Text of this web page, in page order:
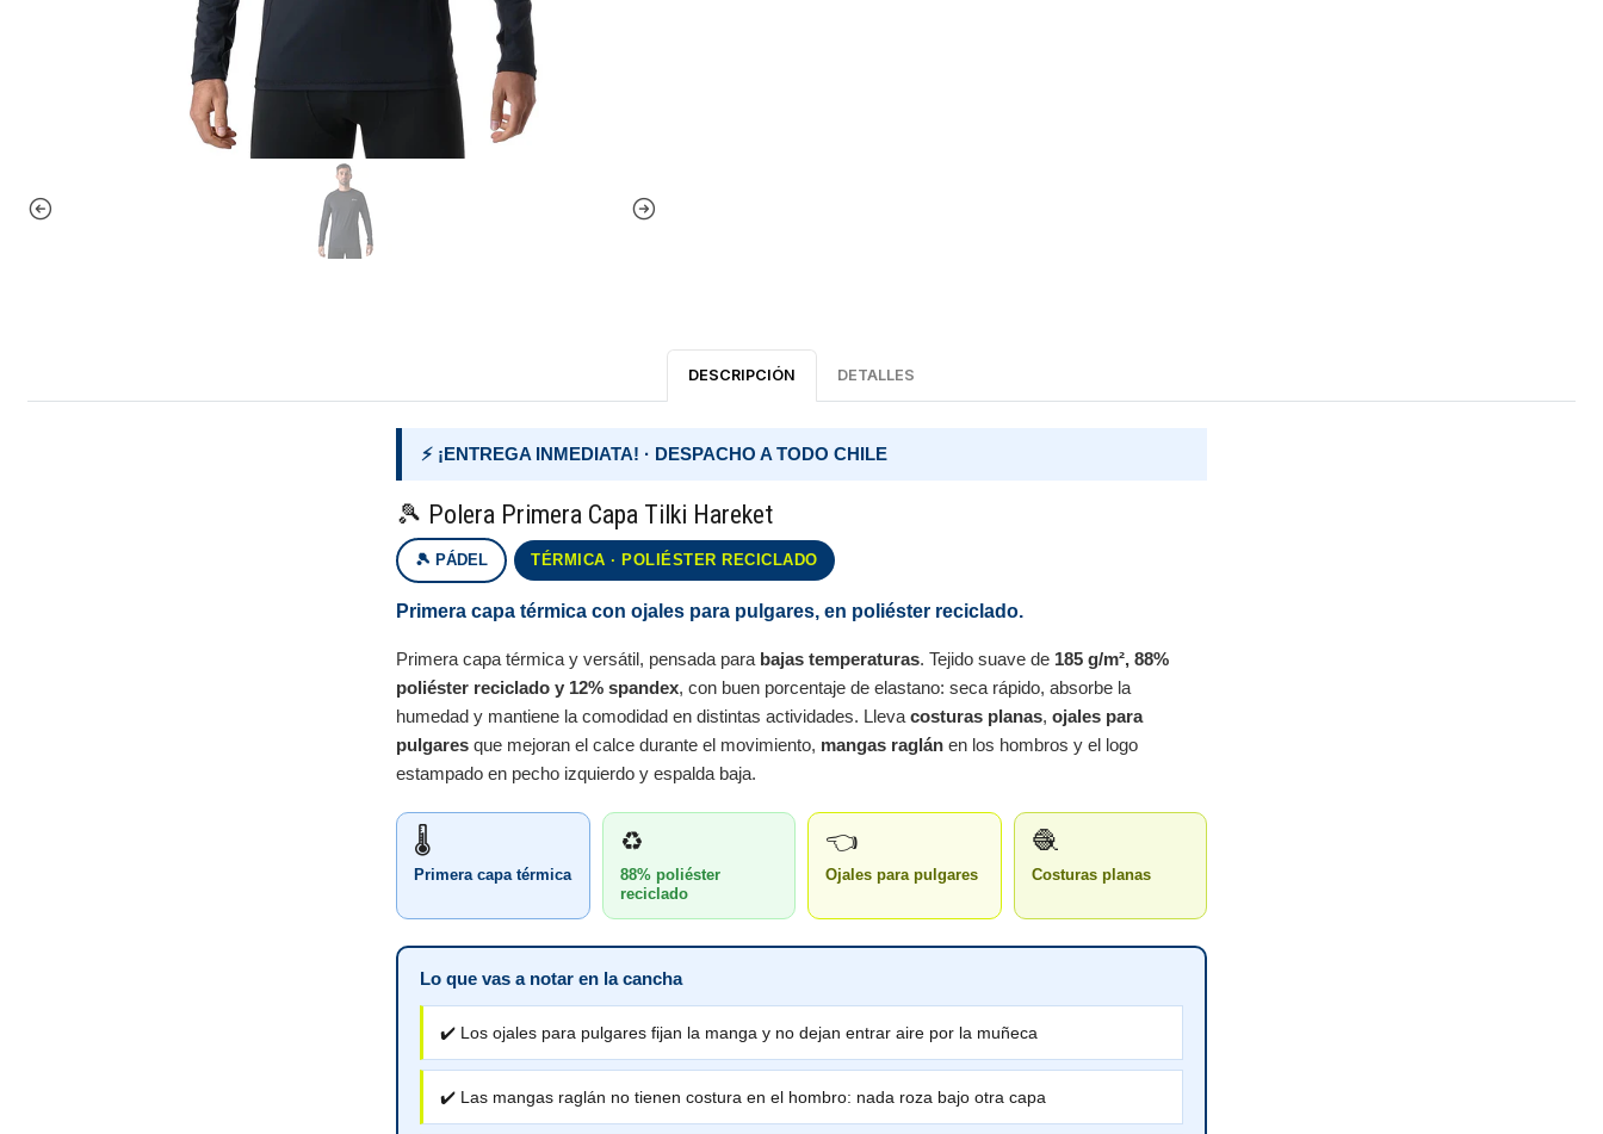
DESCRIPCIÓN DETALLES
⚡ ¡ENTREGA INMEDIATA! · DESPACHO A TODO CHILE
🎾 Polera Primera Capa Tilki Hareket
🎾 PÁDEL TÉRMICA · POLIÉSTER RECICLADO
Primera capa térmica con ojales para pulgares, en poliéster reciclado.
Primera capa térmica y versátil, pensada para bajas temperaturas. Tejido suave de 185 g/m², 88%
poliéster reciclado y 12% spandex, con buen porcentaje de elastano: seca rápido, absorbe la
humedad y mantiene la comodidad en distintas actividades. Lleva costuras planas, ojales para
pulgares que mejoran el calce durante el movimiento, mangas raglán en los hombros y el logo
estampado en pecho izquierdo y espalda baja.
🌡️
Primera capa térmica
♻️
88% poliéster
reciclado
👈
Ojales para pulgares
🧶
Costuras planas
Lo que vas a notar en la cancha
✔️ Los ojales para pulgares fijan la manga y no dejan entrar aire por la muñeca
✔️ Las mangas raglán no tienen costura en el hombro: nada roza bajo otra capa